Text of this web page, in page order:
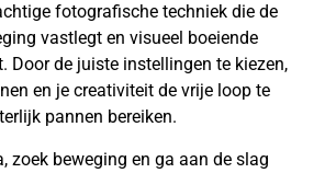
fotografische techniek die de
vastlegt en visueel boeiende
Door de juiste instellingen te kiezen,
en je creativiteit de vrije loop te
pannen bereiken.
zoek beweging en ga aan de slag